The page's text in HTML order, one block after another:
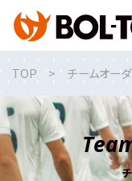
MUNTER
MUNTERのミ
MUNTERのラ
TOP チームオー